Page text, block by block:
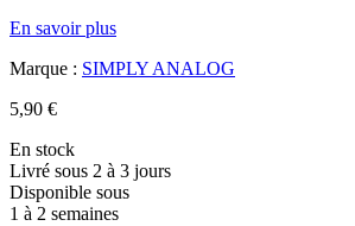
En savoir plus
Marque : SIMPLY ANALOG
5,90 €
En stock
Livré sous 2 à 3 jours
Disponible sous
1 à 2 semaines